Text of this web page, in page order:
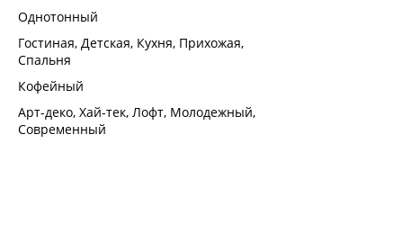
Однотонный
Гостиная, Детская, Кухня, Прихожая,
Спальня
Кофейный
Арт-деко, Хай-тек, Лофт, Молодежный,
Современный